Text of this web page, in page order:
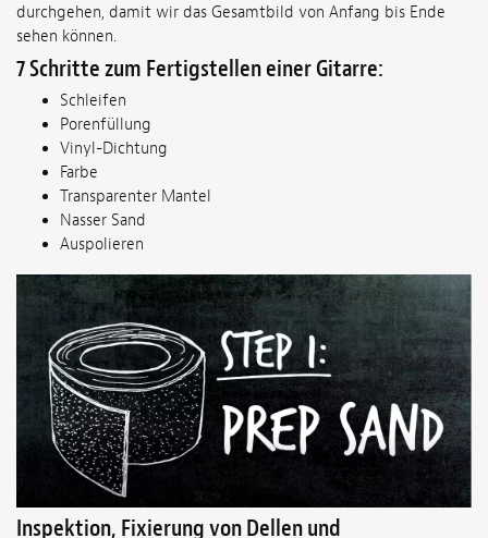
durchgehen, damit wir das Gesamtbild von Anfang bis Ende
sehen können.
7 Schritte zum Fertigstellen einer Gitarre:
Schleifen
Porenfüllung
Vinyl-Dichtung
Farbe
Transparenter Mantel
Nasser Sand
Auspolieren
Inspektion, Fixierung von Dellen und